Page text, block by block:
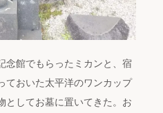
念館でもらったミカンと、宿
ておいた太平洋のワンカップ
としてお墓に置いてきた。お